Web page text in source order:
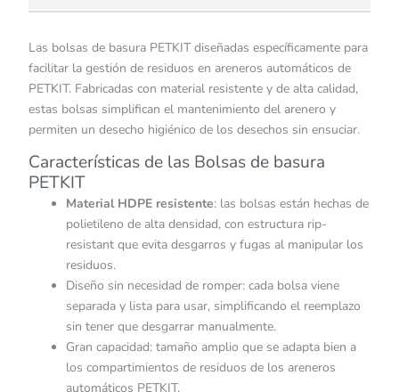
Las bolsas de basura PETKIT diseñadas específicamente para
facilitar la gestión de residuos en areneros automáticos de
PETKIT. Fabricadas con material resistente y de alta calidad,
estas bolsas simplifican el mantenimiento del arenero y
permiten un desecho higiénico de los desechos sin ensuciar.
Características de las Bolsas de basura
PETKIT
Material HDPE resistente: las bolsas están hechas de
polietileno de alta densidad, con estructura rip-
resistant que evita desgarros y fugas al manipular los
residuos.
Diseño sin necesidad de romper: cada bolsa viene
separada y lista para usar, simplificando el reemplazo
sin tener que desgarrar manualmente.
Gran capacidad: tamaño amplio que se adapta bien a
los compartimientos de residuos de los areneros
automáticos PETKIT.